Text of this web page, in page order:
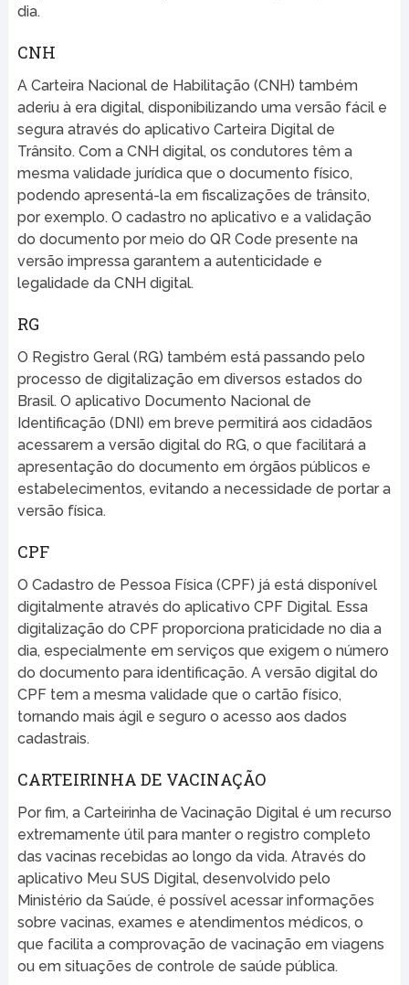
dia.
CNH
A Carteira Nacional de Habilitação (CNH) também
aderiu à era digital, disponibilizando uma versão fácil e
segura através do aplicativo Carteira Digital de
Trânsito. Com a CNH digital, os condutores têm a
mesma validade jurídica que o documento físico,
podendo apresentá-la em fiscalizações de trânsito,
por exemplo. O cadastro no aplicativo e a validação
do documento por meio do QR Code presente na
versão impressa garantem a autenticidade e
legalidade da CNH digital.
RG
O Registro Geral (RG) também está passando pelo
processo de digitalização em diversos estados do
Brasil. O aplicativo Documento Nacional de
Identificação (DNI) em breve permitirá aos cidadãos
acessarem a versão digital do RG, o que facilitará a
apresentação do documento em órgãos públicos e
estabelecimentos, evitando a necessidade de portar a
versão física.
CPF
O Cadastro de Pessoa Física (CPF) já está disponível
digitalmente através do aplicativo CPF Digital. Essa
digitalização do CPF proporciona praticidade no dia a
dia, especialmente em serviços que exigem o número
do documento para identificação. A versão digital do
CPF tem a mesma validade que o cartão físico,
tornando mais ágil e seguro o acesso aos dados
cadastrais.
CARTEIRINHA DE VACINAÇÃO
Por fim, a Carteirinha de Vacinação Digital é um recurso
extremamente útil para manter o registro completo
das vacinas recebidas ao longo da vida. Através do
aplicativo Meu SUS Digital, desenvolvido pelo
Ministério da Saúde, é possível acessar informações
sobre vacinas, exames e atendimentos médicos, o
que facilita a comprovação de vacinação em viagens
ou em situações de controle de saúde pública.